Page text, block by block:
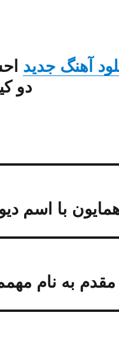
آهنگ جدید
دو
با اسم
مقدم به نام